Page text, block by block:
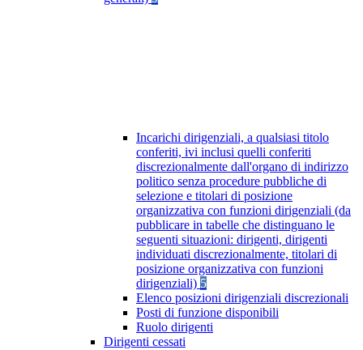
Incarichi dirigenziali, a qualsiasi titolo
conferiti, ivi inclusi quelli conferiti
discrezionalmente dall'organo di indirizzo
politico senza procedure pubbliche di
selezione e titolari di posizione
organizzativa con funzioni dirigenziali (da
pubblicare in tabelle che distinguano le
seguenti situazioni: dirigenti, dirigenti
individuati discrezionalmente, titolari di
posizione organizzativa con funzioni
dirigenziali) 5
Elenco posizioni dirigenziali discrezionali
Posti di funzione disponibili
Ruolo dirigenti
Dirigenti cessati